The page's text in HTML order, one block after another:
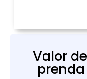
Valor